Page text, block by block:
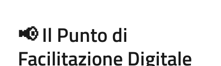
📢 Il Punto di
Facilitazione Digitale